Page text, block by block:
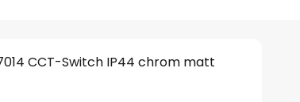
CCT-Switch IP44 chrom matt